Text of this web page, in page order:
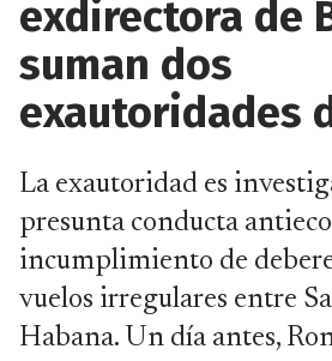
exdirectora de
suman dos
exautoridades
La exautoridad es
presunta conducta
incumplimiento de
vuelos irregulares entre
Habana. Un día antes,